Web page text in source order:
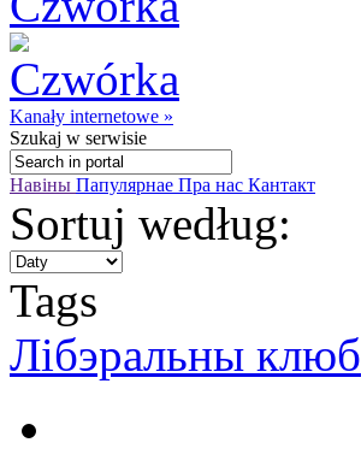
Kanały internetowe »
Szukaj w serwisie
Навіны Папулярнае Пра нас Кантакт
Sortuj według:
Tags
Лібэральны клюб